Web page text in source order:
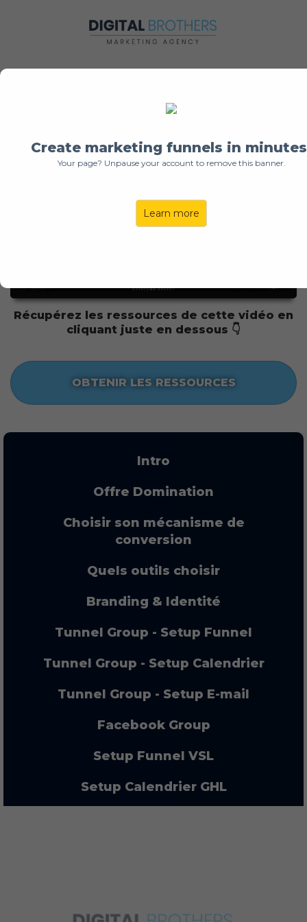
Create marketing funnels in
Your page? Unpause your account to remove this banner.
Learn more
Récupérez les ressources de cette vidéo en
cliquant juste en dessous 👇
OBTENIR LES RESSOURCES
Intro
Offre Domination
Choisir son mécanisme de
conversion
Quels outils choisir
Branding & Identité
Tunnel Group - Setup Funnel
Tunnel Group - Setup Calendrier
Tunnel Group - Setup E-mail
Facebook Group
Setup Funnel VSL
Setup Calendrier GHL
YouTube Ads ou Facebook Ads